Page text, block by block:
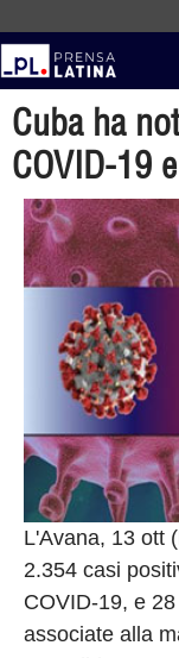
Cuba ha
COVID-19
L'Avana, 13 ott
2.354 casi
COVID-19, e
associate alla